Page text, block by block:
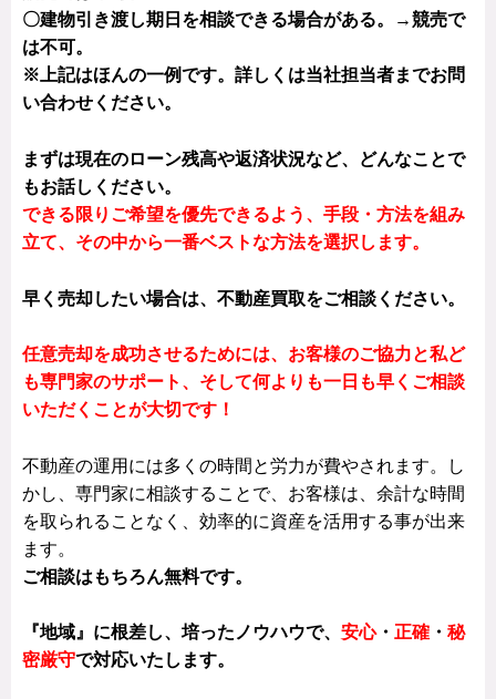
〇建物引き渡し期日を相談できる場合がある。→競売で
は不可。
※上記はほんの一例です。詳しくは当社担当者までお問
い合わせください。
まずは現在のローン残高や返済状況など、どんなことで
もお話しください。
できる限りご希望を優先できるよう、手段・方法を組み
立て、その中から一番ベストな方法を選択します。
早く売却したい場合は、不動産買取をご相談ください。
任意売却を成功させるためには、お客様のご協力と私ど
も専門家のサポート、そして何よりも一日も早くご相談
いただくことが大切です！
不動産の運用には多くの時間と労力が費やされます。し
かし、専門家に相談することで、お客様は、余計な時間
を取られることなく、効率的に資産を活用する事が出来
ます。
ご相談はもちろん無料です。
『地域』に根差し、培ったノウハウで、 安心・ 正確 ・ 秘
密厳守で対応いたします。